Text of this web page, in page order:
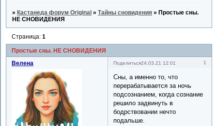
» Кастанеда форум Original »Тайны сновидения » Простые сны.
НЕ СНОВИДЕНИЯ
Простые сны. НЕ СНОВИДЕНИЯ
Страница:1
Поделиться 1
24.03.21 12:01
Велена
Сны, а именно то, что
перерабатывается за ночь
подсознанием, когда сознание
решило задвинуть в
бодрствовании нечто
подальше.